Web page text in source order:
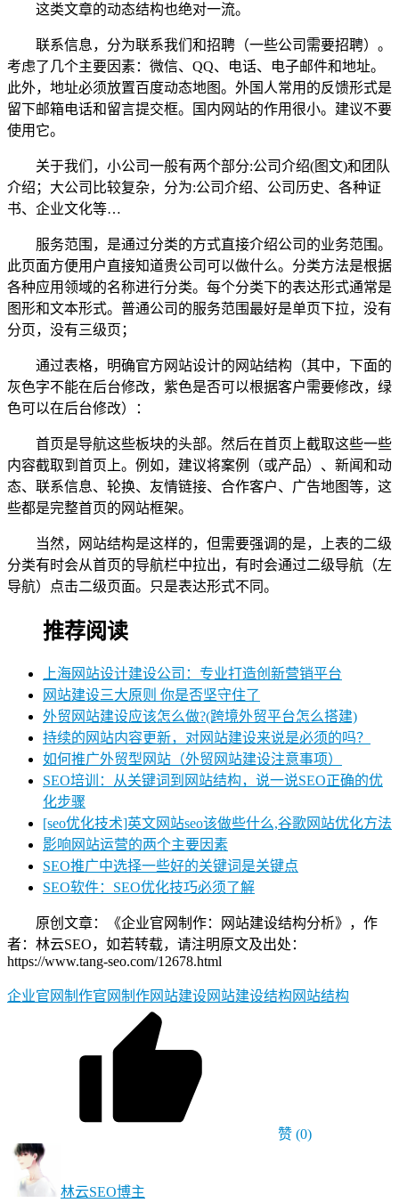
这类文章的动态结构也绝对一流。
联系信息，分为联系我们和招聘（一些公司需要招聘）。
考虑了几个主要因素：微信、QQ、电话、电子邮件和地址。
此外，地址必须放置百度动态地图。外国人常用的反馈形式是
留下邮箱电话和留言提交框。国内网站的作用很小。建议不要
使用它。
关于我们，小公司一般有两个部分:公司介绍(图文)和团队
介绍；大公司比较复杂，分为:公司介绍、公司历史、各种证
书、企业文化等…
服务范围，是通过分类的方式直接介绍公司的业务范围。
此页面方便用户直接知道贵公司可以做什么。分类方法是根据
各种应用领域的名称进行分类。每个分类下的表达形式通常是
图形和文本形式。普通公司的服务范围最好是单页下拉，没有
分页，没有三级页；
通过表格，明确官方网站设计的网站结构（其中，下面的
灰色字不能在后台修改，紫色是否可以根据客户需要修改，绿
色可以在后台修改）：
首页是导航这些板块的头部。然后在首页上截取这些一些
内容截取到首页上。例如，建议将案例（或产品）、新闻和动
态、联系信息、轮换、友情链接、合作客户、广告地图等，这
些都是完整首页的网站框架。
当然，网站结构是这样的，但需要强调的是，上表的二级
分类有时会从首页的导航栏中拉出，有时会通过二级导航（左
导航）点击二级页面。只是表达形式不同。
推荐阅读
上海网站设计建设公司：专业打造创新营销平台
网站建设三大原则 你是否坚守住了
外贸网站建设应该怎么做?(跨境外贸平台怎么搭建)
持续的网站内容更新，对网站建设来说是必须的吗？
如何推广外贸型网站（外贸网站建设注意事项）
SEO培训：从关键词到网站结构，说一说SEO正确的优
化步骤
[seo优化技术]英文网站seo该做些什么,谷歌网站优化方法
影响网站运营的两个主要因素
SEO推广中选择一些好的关键词是关键点
SEO软件：SEO优化技巧必须了解
原创文章：《企业官网制作：网站建设结构分析》，作
者：林云SEO，如若转载，请注明原文及出处：
https://www.tang-seo.com/12678.html
企业官网制作官网制作网站建设网站建设结构 网站结构
赞 (0)
林云SEO博主